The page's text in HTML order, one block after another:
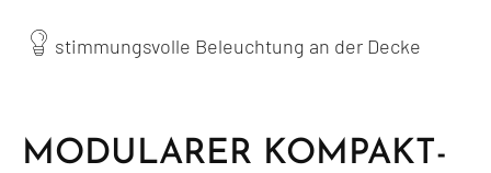
stimmungsvolle Beleuchtung an der Decke
MODULARER KOMPAKT-